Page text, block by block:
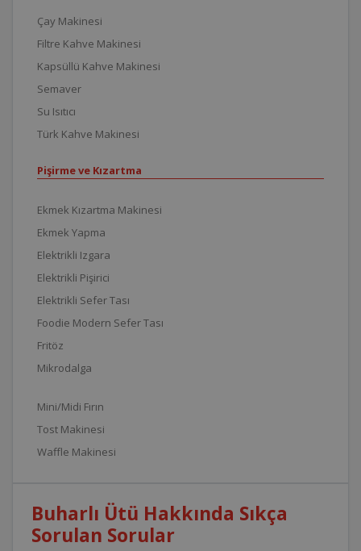
Çay Makinesi
Filtre Kahve Makinesi
Kapsüllü Kahve Makinesi
Semaver
Su Isıtıcı
Türk Kahve Makinesi
Pişirme ve Kızartma
Ekmek Kızartma Makinesi
Ekmek Yapma
Elektrikli Izgara
Elektrikli Pişirici
Elektrikli Sefer Tası
Foodie Modern Sefer Tası
Fritöz
Mikrodalga
Mini/Midi Fırın
Tost Makinesi
Waffle Makinesi
Buharlı Ütü Hakkında Sıkça
Sorulan Sorular